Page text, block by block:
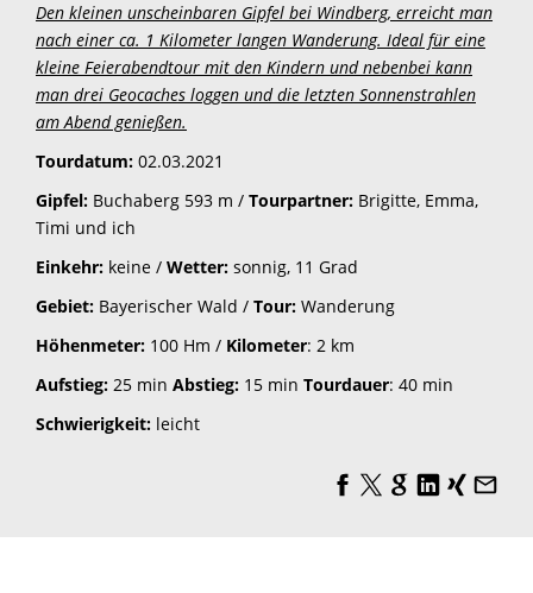
Den kleinen unscheinbaren Gipfel bei Windberg, erreicht man
nach einer ca. 1 Kilometer langen Wanderung. Ideal für eine
kleine Feierabendtour mit den Kindern und nebenbei kann
man drei Geocaches loggen und die letzten Sonnenstrahlen
am Abend genießen.
Tourdatum: 02.03.2021
Gipfel: Buchaberg 593 m / Tourpartner: Brigitte, Emma,
Timi und ich
Einkehr: keine / Wetter: sonnig, 11 Grad
Gebiet: Bayerischer Wald / Tour: Wanderung
Höhenmeter: 100 Hm / Kilometer: 2 km
Aufstieg: 25 min Abstieg: 15 min Tourdauer: 40 min
Schwierigkeit: leicht